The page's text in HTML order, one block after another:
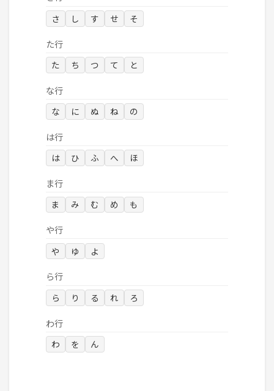
さ し す せ そ
た行
た ち つ て と
な行
な に ぬ ね の
は行
は ひ ふ へ ほ
ま行
ま み む め も
や行
や ゆ よ
ら行
ら り る れ ろ
わ行
わ を ん